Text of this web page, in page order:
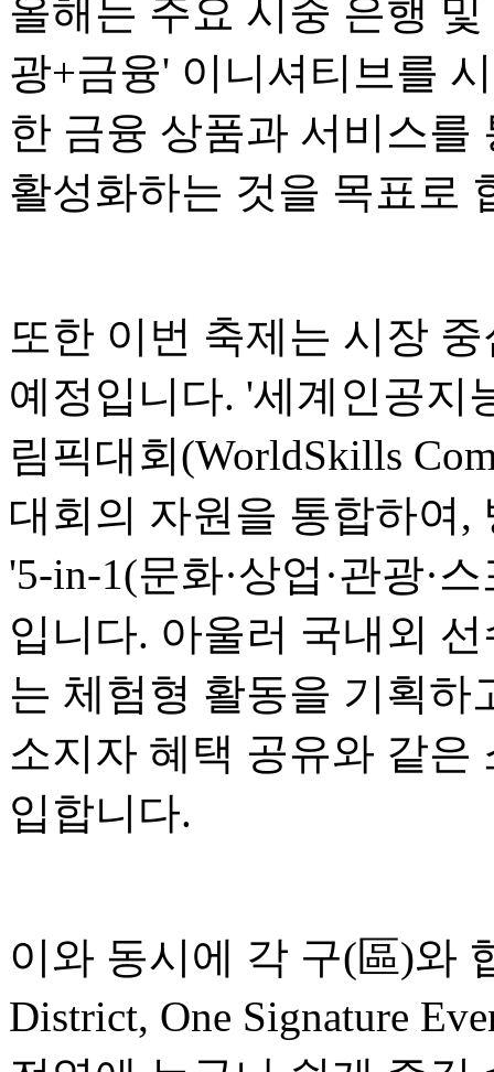
올해는 주요 시중 은행
광+금융' 이니셔티브를
한 금융 상품과 서비스를
활성화하는 것을 목표로
또한 이번 축제는 시장
예정입니다. '세계인공지
림픽대회(WorldSkills
대회의 자원을 통합하여,
'5-in-1(문화·상업·관광·
입니다. 아울러 국내외
는 체험형 활동을 기획하
소지자 혜택 공유와 같은
입합니다.
이와 동시에 각 구(區)와
District, One Signature